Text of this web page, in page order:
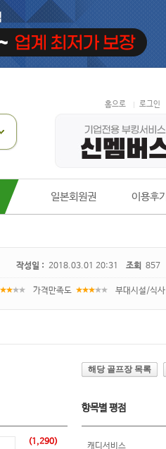
홈으로 로그인
일본회원권 이용후기
작성일 : 2018.03.01 20:31 조회 857
가격만족도 부대시설/식사
해당 골프장 목록
(1,290)
항목별 평점
캐디서비스